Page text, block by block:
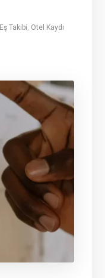
Eş Takibi, Otel Kaydı